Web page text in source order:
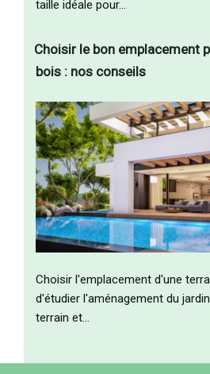
taille idéale pour…
Choisir le bon emplacement
bois : nos conseils
Choisir l'emplacement d'une
d'étudier l'aménagement du
terrain et…